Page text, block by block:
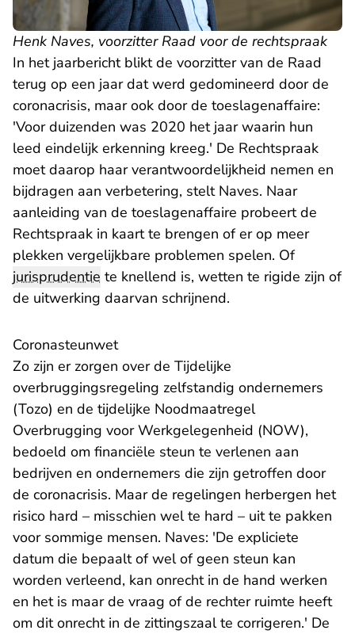
Henk Naves, voorzitter Raad voor de rechtspraak
In het jaarbericht- U verlaat Rechtspraak.nl
blikt de voorzitter van de Raad
terug op een jaar dat werd gedomineerd door de
coronacrisis, maar ook door de toeslagenaffaire:
'Voor duizenden was 2020 het jaar waarin hun
leed eindelijk erkenning kreeg.' De Rechtspraak
moet daarop haar verantwoordelijkheid nemen en
bijdragen aan verbetering, stelt Naves. Naar
aanleiding van de toeslagenaffaire probeert de
Rechtspraak in kaart te brengen of er op meer
plekken vergelijkbare problemen spelen. Of
jurisprudentie te knellend is, wetten te rigide zijn of
de uitwerking daarvan schrijnend.
Coronasteunwet
Zo zijn er zorgen over de Tijdelijke
overbruggingsregeling zelfstandig ondernemers
(Tozo) en de tijdelijke Noodmaatregel
Overbrugging voor Werkgelegenheid (NOW),
bedoeld om financiële steun te verlenen aan
bedrijven en ondernemers die zijn getroffen door
de coronacrisis. Maar de regelingen herbergen het
risico hard – misschien wel te hard – uit te pakken
voor sommige mensen. Naves: 'De expliciete
datum die bepaalt of wel of geen steun kan
worden verleend, kan onrecht in de hand werken
en het is maar de vraag of de rechter ruimte heeft
om dit onrecht in de zittingszaal te corrigeren.' De